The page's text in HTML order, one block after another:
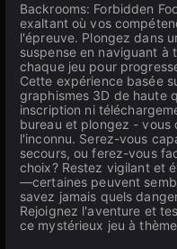
Backrooms: Forbidden
exaltant où vos
l'épreuve. Plongez dans
suspense en naviguant
chaque jeu pour
Cette expérience basée
graphismes 3D de haute
inscription ni
bureau et plongez - vous
l'inconnu. Serez-vous
secours, ou ferez-vous
choix? Restez vigilant et
—certaines peuvent
savez jamais quels
Rejoignez l'aventure et
ce mystérieux jeu à